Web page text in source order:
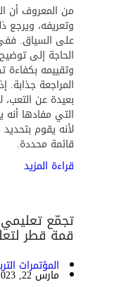
من المعروف أن
وتعريفه، ويرجع
على السياق. ففي
الحاجة إلى
وتقييمه بكفاءة
المراجعة جذابة.
بعيدة عن التعب،
التي مفادها أنه
لأنه يقوم
قائمة محددة.
قراءة المزيد
تجمّع
قمة قطر
المؤتمرات
مارس 22, 2023